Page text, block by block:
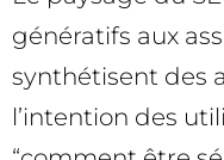
génératifs aux
synthétisent des
l’intention des